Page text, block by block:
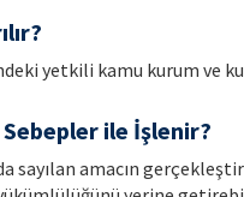
yetkili kamu kurum ve
ile İşlenir?
sayılan amacın